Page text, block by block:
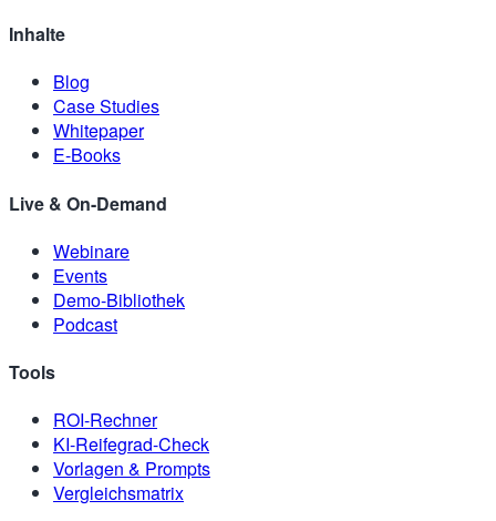
Inhalte
Blog
Case Studies
Whitepaper
E-Books
Live & On-Demand
Webinare
Events
Demo-Bibliothek
Podcast
Tools
ROI-Rechner
KI-Reifegrad-Check
Vorlagen & Prompts
Vergleichsmatrix